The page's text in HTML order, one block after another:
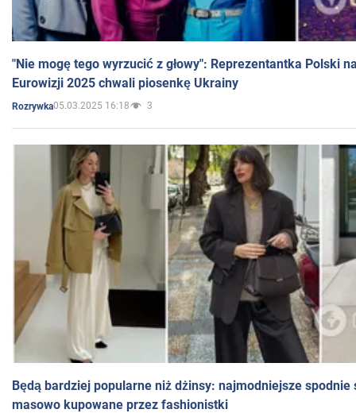
"Nie mogę tego wyrzucić z głowy": Reprezentantka Polski
Eurowizji 2025 chwali piosenkę Ukrainy
Rozrywka05.03.2025 16:18 3
Będą bardziej popularne niż dżinsy: najmodniejsze spodnie
masowo kupowane przez fashionistki